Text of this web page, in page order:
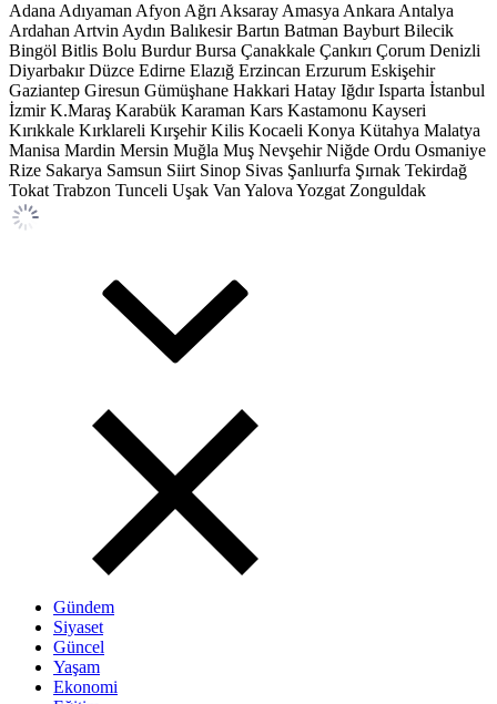
Adana Adıyaman Afyon Ağrı Aksaray Amasya Ankara Antalya
Ardahan Artvin Aydın Balıkesir Bartın Batman Bayburt Bilecik
Bingöl Bitlis Bolu Burdur Bursa Çanakkale Çankırı Çorum Denizli
Diyarbakır Düzce Edirne Elazığ Erzincan Erzurum Eskişehir
Gaziantep Giresun Gümüşhane Hakkari Hatay Iğdır Isparta İstanbul
İzmir K.Maraş Karabük Karaman Kars Kastamonu Kayseri
Kırıkkale Kırklareli Kırşehir Kilis Kocaeli Konya Kütahya Malatya
Manisa Mardin Mersin Muğla Muş Nevşehir Niğde Ordu Osmaniye
Rize Sakarya Samsun Siirt Sinop Sivas Şanlıurfa Şırnak Tekirdağ
Tokat Trabzon Tunceli Uşak Van Yalova Yozgat Zonguldak
Gündem
Siyaset
Güncel
Yaşam
Ekonomi